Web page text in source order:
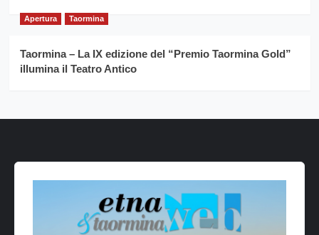
Apertura Taormina
Taormina – La IX edizione del “Premio Taormina Gold”
illumina il Teatro Antico